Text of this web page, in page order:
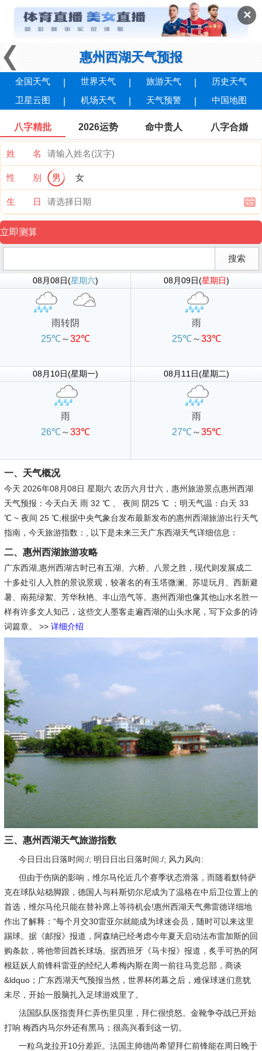
✕
惠州西湖天气预报
全国天气 世界天气 旅游天气
历史天气
卫星云图
机场天气 天气预警 中国地图
八字精批 2026运势 命中贵人 八字合婚
姓 名
性 别 男 女
生 日
08月08日(星期六)
雨转阴
25℃～32℃
08月09日(星期日)
雨
25℃～33℃
08月10日(星期一)
雨
26℃～33℃
08月11日(星期二)
雨
27℃～35℃
一、天气概况
今天 2026年08月08日 星期六 农历六月廿六，惠州旅游景点惠州西湖
天气预报：今天白天 雨 32 ℃ 、 夜间 阴25 ℃ ；明天气温：白天 33
℃ ~ 夜间 25 ℃;根据中央气象台发布最新发布的惠州西湖旅游出行天气
指南，今天旅游指数：, 以下是未来三天广东西湖天气详细信息：
二、惠州西湖旅游攻略
广东西湖,惠州西湖古时已有五湖、六桥、八景之胜，现代则发展成二
十多处引人入胜的景说景观，较著名的有玉塔微澜、苏堤玩月、西新避
暑、南苑绿絮、芳华秋艳、丰山浩气等。惠州西湖也像其他山水名胜一
样有许多文人知己，这些文人墨客走遍西湖的山头水尾，写下众多的诗
词篇章。 >> 详细介绍
三、惠州西湖天气旅游指数
今日日出日落时间:/; 明日日出日落时间:/; 风力风向:
但由于伤病的影响，维尔马伦近几个赛季状态滑落，而随着默特萨
克在球队站稳脚跟，德国人与科斯切尔尼成为了温格在中后卫位置上的
首选，维尔马伦只能在替补席上等待机会!惠州西湖天气弗雷德详细地
作出了解释：“每个月交30雷亚尔就能成为球迷会员，随时可以来这里
踢球。据《邮报》报道，阿森纳已经考虑今年夏天启动法布雷加斯的回
购条款，将他带回酋长球场。据西班牙《马卡报》报道，炙手可热的阿
根廷妖人前锋科雷亚的经纪人希梅内斯在周一前往马竞总部，商谈
&ldquo；广东西湖天气预报当然，世界杯闭幕之后，难保球迷们意犹
未尽，开始一股脑扎入足球游戏里了。
法国队队医指责拜仁弄伤里贝里，拜仁很愤怒。金靴争夺战已开始
打响 梅西内马尔外还有黑马；很高兴看到这一切。
一粒乌龙拉开10分差距。法国主帅德尚希望拜仁前锋能在周日晚于